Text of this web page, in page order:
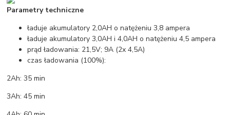
Parametry techniczne
ładuje akumulatory 2,0AH o natężeniu 3,8 ampera
ładuje akumulatory 3,0AH i 4,0AH o natężeniu 4,5 ampera
prąd ładowania: 21,5V; 9A (2x 4,5A)
czas ładowania (100%):
2Ah: 35 min
3Ah: 45 min